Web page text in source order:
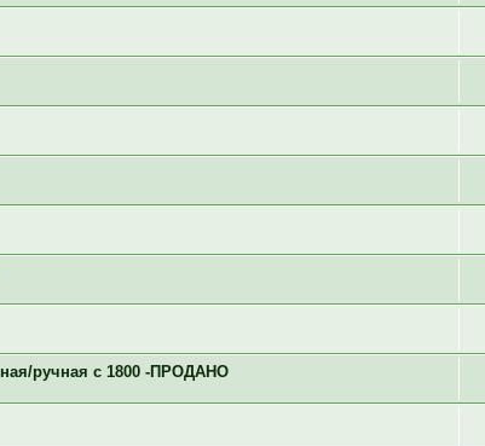
ручная с 1800 -ПРОДАНО